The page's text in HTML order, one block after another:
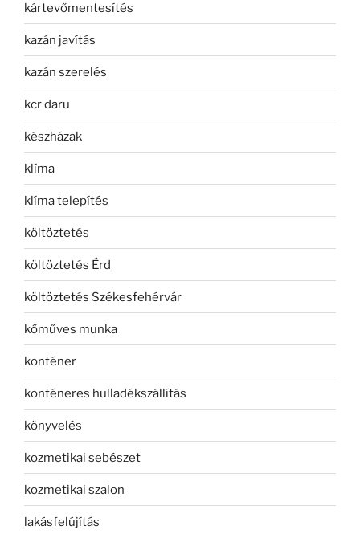
kártevőmentesítés
kazán javítás
kazán szerelés
kcr daru
készházak
klíma
klíma telepítés
költöztetés
költöztetés Érd
költöztetés Székesfehérvár
kőműves munka
konténer
konténeres hulladékszállítás
könyvelés
kozmetikai sebészet
kozmetikai szalon
lakásfelújítás